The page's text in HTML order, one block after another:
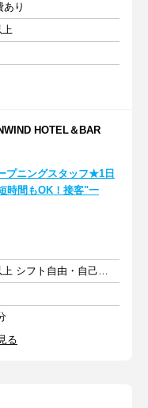
あり
上
HOTEL＆BAR
プニングスタッフ★1日
時間もOK！接客"一
週2日以上 1日4時間以上 シフト自由・自己申告
る